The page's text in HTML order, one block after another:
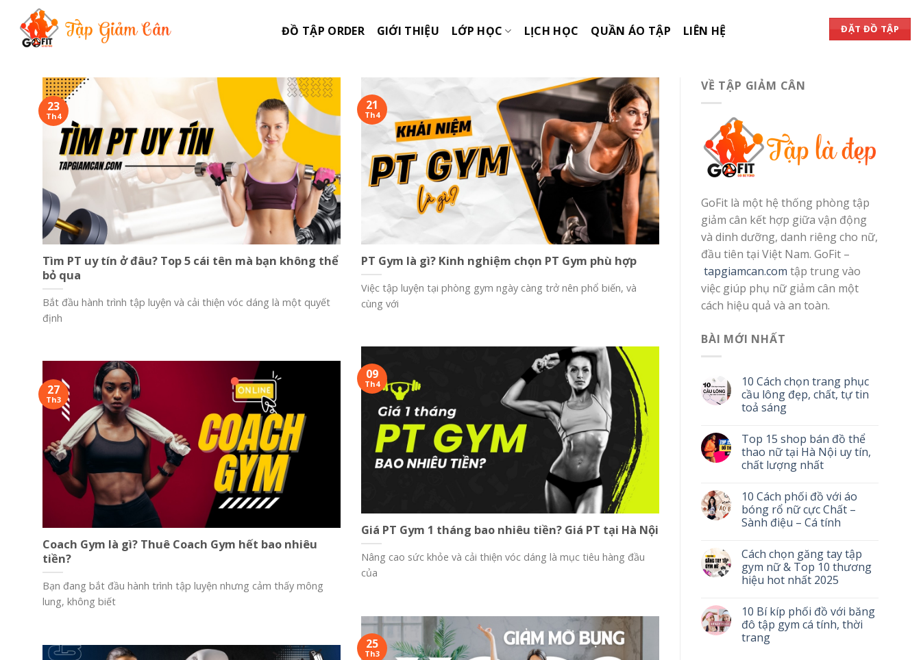
content
ĐỒ TẬP ORDER GIỚI THIỆU LỚP HỌC LỊCH HỌC QUẦN ÁO TẬP LIÊN HỆ ĐẶT ĐỒ TẬP
Tìm PT uy tín ở đâu? Top 5 cái tên mà bạn không thể
bỏ qua
Bắt đầu hành trình tập luyện và cải thiện vóc dáng là một quyết
định
23
Th4
PT Gym là gì? Kinh nghiệm chọn PT Gym phù hợp
Việc tập luyện tại phòng gym ngày càng trở nên phổ biến, và
cùng với
21
Th4
Giá PT Gym 1 tháng bao nhiêu tiền? Giá PT tại Hà Nội
Nâng cao sức khỏe và cải thiện vóc dáng là mục tiêu hàng đầu
của
09
Th4
Coach Gym là gì? Thuê Coach Gym hết bao nhiêu
tiền?
Bạn đang bắt đầu hành trình tập luyện nhưng cảm thấy mông
lung, không biết
27
Th3
25
Th3
VỀ TẬP GIẢM CÂN
GoFit là một hệ thống phòng tập
giảm cân kết hợp giữa vận động
và dinh dưỡng, danh riêng cho nữ,
đầu tiên tại Việt Nam. GoFit –
tapgiamcan.com tập trung vào
việc giúp phụ nữ giảm cân một
cách hiệu quả và an toàn.
BÀI MỚI NHẤT
10 Cách chọn trang phục
cầu lông đẹp, chất, tự tin
toả sáng
Top 15 shop bán đồ thể
thao nữ tại Hà Nội uy tín,
chất lượng nhất
10 Cách phối đồ với áo
bóng rổ nữ cực Chất –
Sành điệu – Cá tính
Cách chọn găng tay tập
gym nữ & Top 10 thương
hiệu hot nhất 2025
10 Bí kíp phối đồ với băng
đô tập gym cá tính, thời
trang